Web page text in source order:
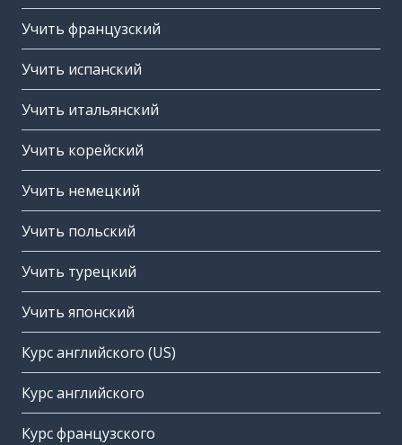
Учить французский
Учить испанский
Учить итальянский
Учить корейский
Учить немецкий
Учить польский
Учить турецкий
Учить японский
Курс английского (US)
Курс английского
Курс французского